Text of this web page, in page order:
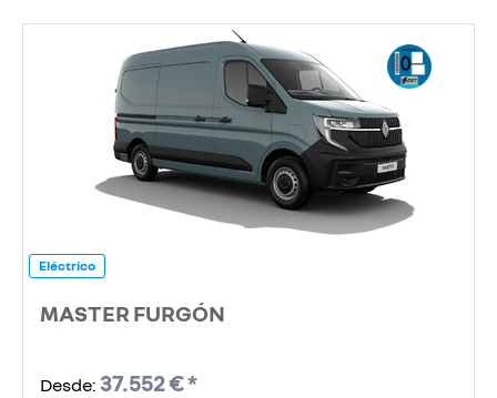
Eléctrico
MASTER FURGÓN
Desde: 37.552 € *